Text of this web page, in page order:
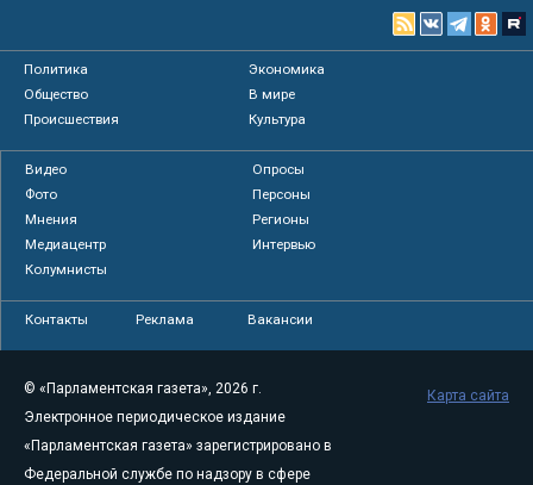
Политика
Экономика
Общество
В мире
Происшествия
Культура
Видео
Опросы
Фото
Персоны
Мнения
Регионы
Медиацентр
Интервью
Колумнисты
Контакты Реклама Вакансии
© «Парламентская газета», 2026 г.
Электронное периодическое издание
«Парламентская газета» зарегистрировано в
Федеральной службе по надзору в сфере
Карта сайта